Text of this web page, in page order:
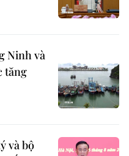
Ninh và
tăng
và bộ